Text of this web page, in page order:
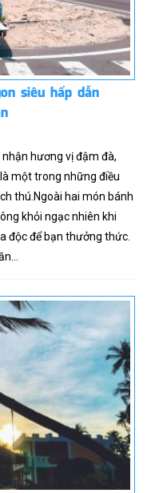
siêu hấp dẫn
hương vị đậm đà,
một trong những điều
thú.Ngoài hai món bánh
khỏi ngạc nhiên khi
độc để bạn thưởng thức.